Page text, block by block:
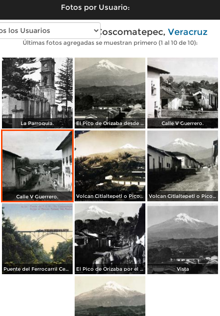
Fotos por Usuario:
Fotos antiguas de Coscomatepec, Veracruz
Últimas fotos agregadas se muestran primero (1 al 10 de 10):
La Parroquia. El Pico de Orizaba desde Coscomatepec Calle V Guerrero.
Calle V Guerrero. Volcan Citlaltepetl o Pico de Orizaba desde Coscomatepec. Volcan Citlaltepetl o Pico de Orizaba desde Coscomatepec.
Puente del Ferrocarril Central Mexicano en Coscomatepec El Pico de Orizaba por el fotografo Hugo Brehme Vista